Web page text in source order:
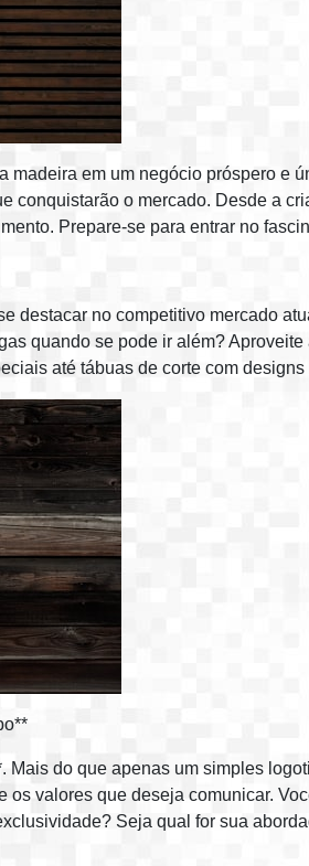
madeira em um negócio próspero e
conquistarão o mercado. Desde a
Prepare-se para entrar no
destacar no competitivo mercado
quando se pode ir além?
até tábuas de corte com
Mais do que apenas um simples
os valores que deseja comunicar.
Seja qual for sua